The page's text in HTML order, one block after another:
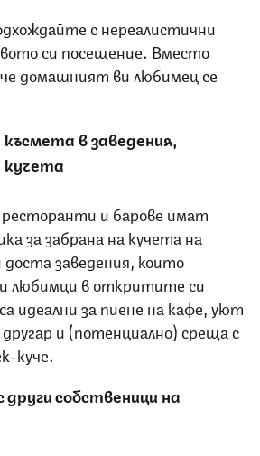
с нереалистични
си посещение. Вместо
домашният ви любимец се
в заведения,
кучета
и барове имат
за забрана на кучета на
заведения, които
любимци в откритите си
идеални за пиене на кафе, уют
и (потенциално) среща с
куче.
други собственици на